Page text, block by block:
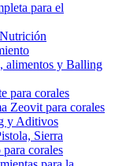
para el
alimentos y Balling
para corales
Zeovit para corales
y Aditivos
Sierra
corales